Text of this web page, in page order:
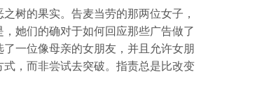
树的果实。告麦当劳的那两位女子，
她们的确对于如何回应那些广告做了
一位像母亲的女朋友，并且允许女朋
，而非尝试去突破。指责总是比改变